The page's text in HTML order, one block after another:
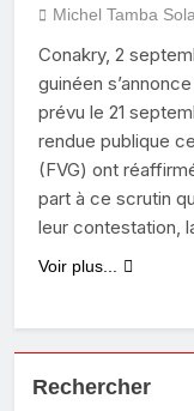
Michel Tamba
Conakry, 2
guinéen
prévu le 21
rendue publique
(FVG) ont
part à ce scrutin
leur contestation,
Voir plus...
Rechercher